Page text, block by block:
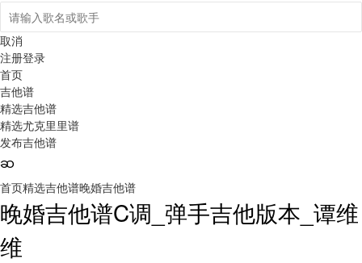
取消
注册登录
首页
吉他谱
精选吉他谱
精选尤克里里谱
发布吉他谱
首页精选吉他谱晚婚吉他谱
晚婚吉他谱C调_弹手吉他版本_谭维
维